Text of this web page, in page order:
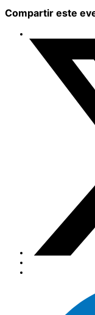
Compartir este